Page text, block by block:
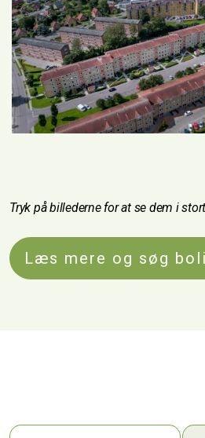
Tryk på billederne for at se dem i
Læs mere og søg